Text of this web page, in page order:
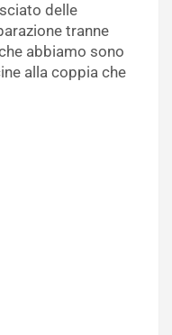
delle
tranne
abbiamo sono
alla coppia che